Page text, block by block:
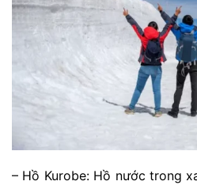
– Hồ Kurobe: Hồ nước trong